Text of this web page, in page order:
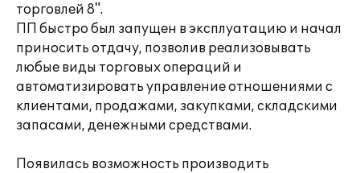
торговлей 8".
ПП быстро был запущен в эксплуатацию и начал
приносить отдачу, позволив реализовывать
любые виды торговых операций и
автоматизировать управление отношениями с
клиентами, продажами, закупками, складскими
запасами, денежными средствами.
Появилась возможность производить